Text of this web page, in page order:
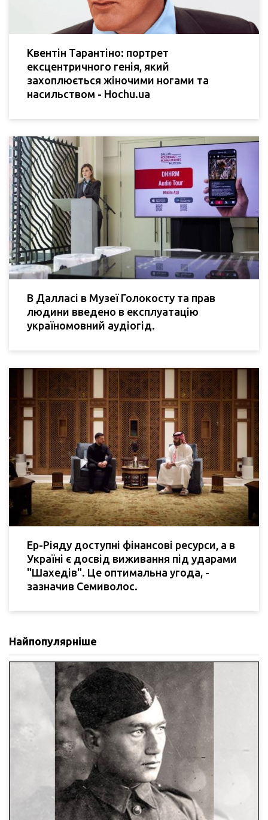
Квентін Тарантіно: портрет
ексцентричного генія, який
захоплюється жіночими ногами та
насильством - Hochu.ua
В Далласі в Музеї Голокосту та прав
людини введено в експлуатацію
україномовний аудіогід.
Ер-Ріяду доступні фінансові ресурси, а в
Україні є досвід виживання під ударами
"Шахедів". Це оптимальна угода, -
зазначив Семиволос.
Найпопулярніше